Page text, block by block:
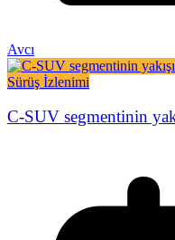
Avcı
Sürüş İzlenimi
C-SUV segmentinin